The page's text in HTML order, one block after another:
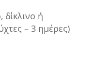
δίκλινο ή
– 3 ημέρες)